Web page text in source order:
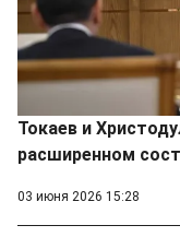
Токаев и
расширенном
03 июня 2026 15:28